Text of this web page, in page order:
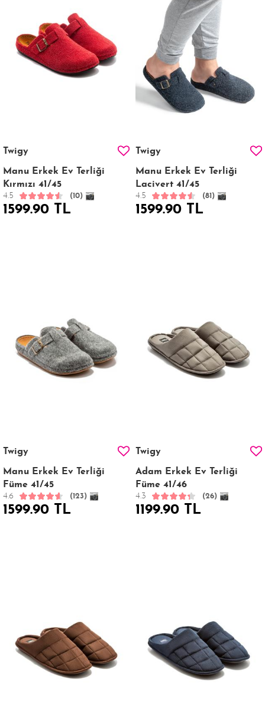
Twigy
Manu Erkek Ev Terliği
Kırmızı 41/45
4.5 (10)
1599.90 TL
Twigy
Manu Erkek Ev Terliği
Lacivert 41/45
4.5 (81)
1599.90 TL
Twigy
Manu Erkek Ev Terliği
Füme 41/45
4.6 (123)
1599.90 TL
Twigy
Adam Erkek Ev Terliği
Füme 41/46
4.3 (26)
1199.90 TL